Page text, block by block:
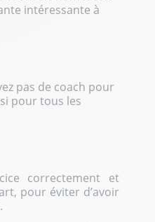
intéressante à
pas de coach pour
pour tous les
correctement et
pour éviter d’avoir